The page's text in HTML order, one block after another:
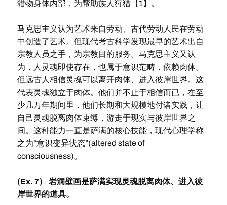
猎物身体内部，为帮助族人狩猎【1】。
马克思主义认为艺术来自劳动、古代劳动人民在劳动
中创造了艺术。但现代考古科学发现最早的艺术出自
宗教人员之手，为宗教目的服务。马克思主义又认
为，人灵魂即使存在，也属于意识范畴，依赖肉体。
但远古人相信灵魂可以离开肉体、进入彼岸世界。这
代表灵魂独立于肉体。他们并不止于相信而已，在至
少几万年期间里，他们长期和大规模地付诸实践，让
自己灵魂脱离肉体束缚，游走于现实与彼岸世界之
间。这种能力一直是萨满的核心技能，现代心理学称
之为“意识变异状态”(altered state of
consciousness)。
(Ex. 7) 岩洞壁画是萨满实现灵魂脱离肉体、进入彼
岸世界的道具。